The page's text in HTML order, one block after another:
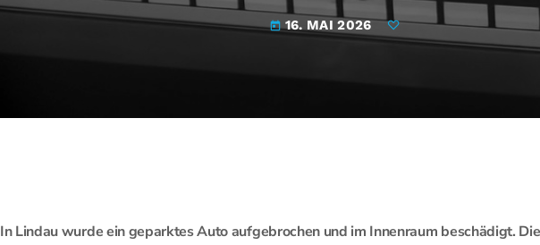
today 16. MAI 2026
In Lindau wurde ein geparktes Auto aufgebrochen und im Innenraum beschädigt.